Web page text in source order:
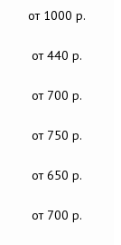
от 1000 р.
от 440 р.
от 700 р.
от 750 р.
от 650 р.
от 700 р.